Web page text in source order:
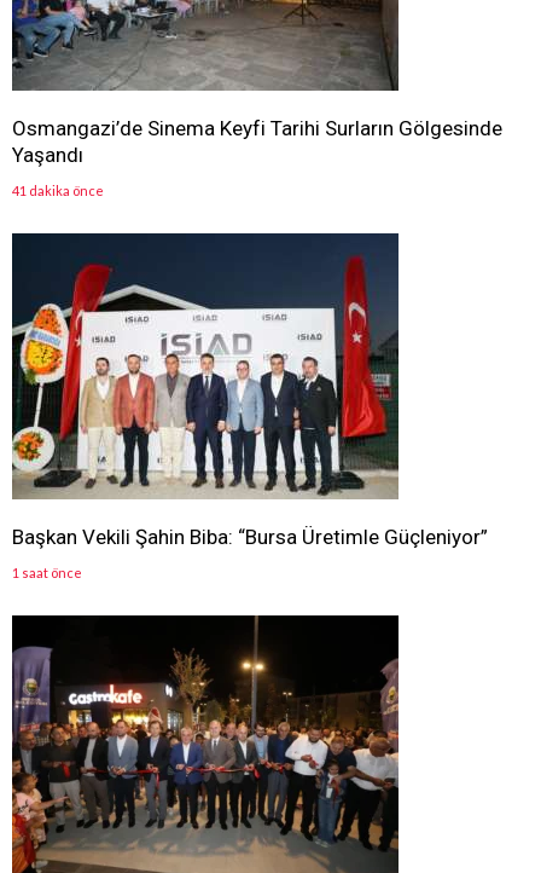
Osmangazi’de Sinema Keyfi Tarihi Surların Gölgesinde
Yaşandı
41 dakika önce
Başkan Vekili Şahin Biba: “Bursa Üretimle Güçleniyor”
1 saat önce